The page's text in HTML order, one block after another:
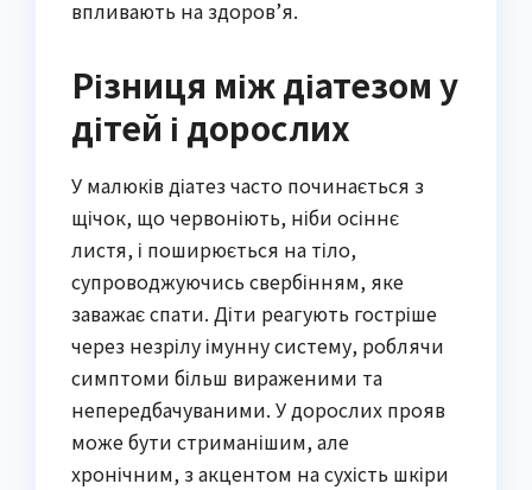
впливають на здоров’я.
Різниця між діатезом у
дітей і дорослих
У малюків діатез часто починається з
щічок, що червоніють, ніби осіннє
листя, і поширюється на тіло,
супроводжуючись свербінням, яке
заважає спати. Діти реагують гостріше
через незрілу імунну систему, роблячи
симптоми більш вираженими та
непередбачуваними. У дорослих прояв
може бути стриманішим, але
хронічним, з акцентом на сухість шкіри